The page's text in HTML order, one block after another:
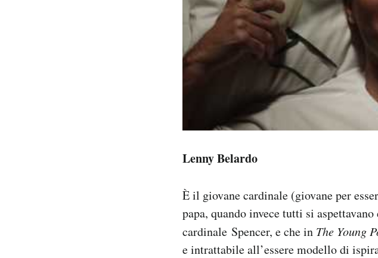
Lenny Belardo
È il giovane cardinale (giovane per
papa, quando invece tutti si
cardinale Spencer, e che in The Young
e intrattabile all’essere modello di